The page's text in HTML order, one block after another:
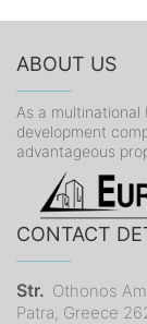
ABOUT US
As a
development
advantageous
CONTACT
Str. Othonos
Patra, Greece